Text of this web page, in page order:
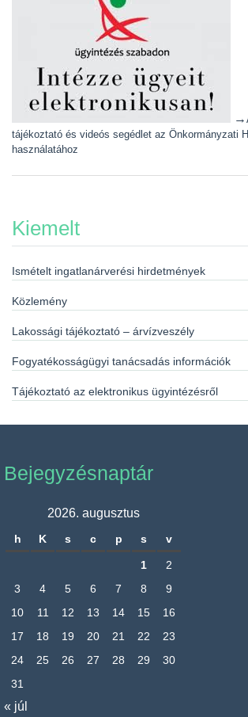
→
tájékoztató és videós segédlet az Önkormányzati
használatához
Kiemelt
Ismételt ingatlanárverési hirdetmények
Közlemény
Lakossági tájékoztató – árvízveszély
Fogyatékosságügyi tanácsadás információk
Tájékoztató az elektronikus ügyintézésről
Bejegyzésnaptár
2026. augusztus
h K s c p s v
1
2
3
4 5 6 7 8
9
10
11 12 13 14 15
16
17
18 19 20 21 22
23
24
25 26 27 28 29
30
31
« júl